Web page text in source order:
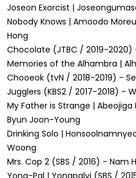
Joseon Exorcist |
Nobody Knows | Amoodo
Hong
Chocolate (JTBC / 2019-
Memories of the Alhambra |
Chooeok (tvN / 2018-2019) -
Jugglers (KBS2 / 2017-2018) -
My Father is Strange | Abeojiga
Byun Joon-Young
Drinking Solo |
Woong
Mrs. Cop 2 (SBS / 2016) - Nam
Yong-Pal | Yongpalyi (SBS /